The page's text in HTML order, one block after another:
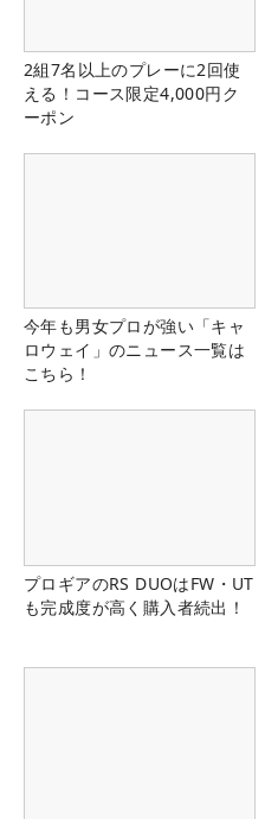
2組7名以上のプレーに2回使
える！コース限定4,000円ク
ーポン
今年も男女プロが強い「キャ
ロウェイ」のニュース一覧は
こちら！
プロギアのRS DUOはFW・UT
も完成度が高く購入者続出！